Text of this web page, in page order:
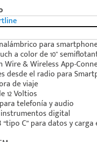
para
a color de 10"
Wire & Wireless App-
desde el radio para
de viaje
12 Voltios
telefonía y audio
digital
“tipo C” para datos y